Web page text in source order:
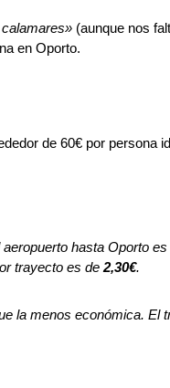
(aunque nos
en Oporto.
de 60€ por persona
hasta Oporto
trayecto es de 2,30€.
la menos económica. El